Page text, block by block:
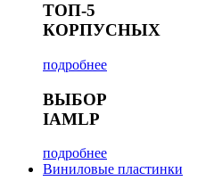
ТОП-5
КОРПУСНЫХ
подробнее
ВЫБОР
IAMLP
подробнее
Виниловые пластинки